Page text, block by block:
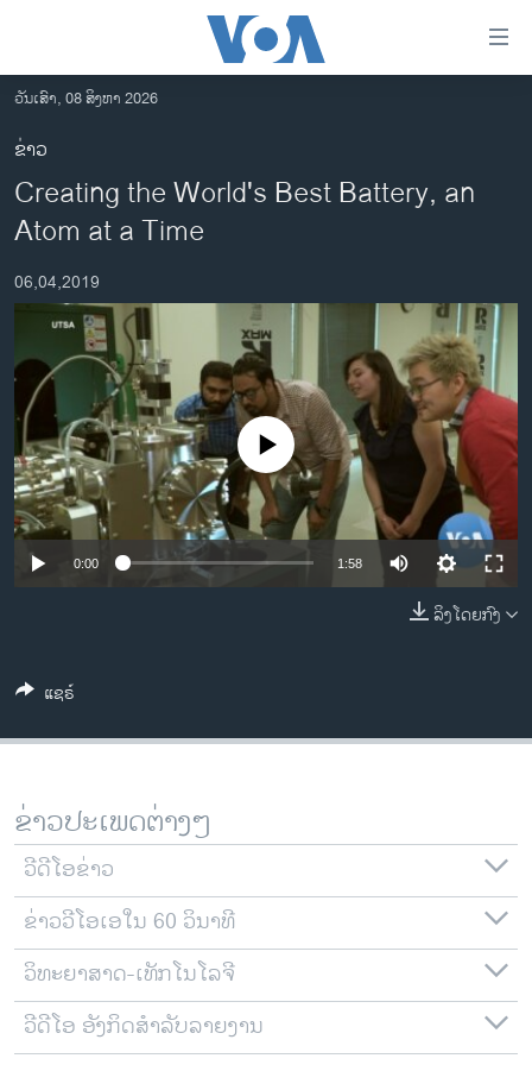
ເຂົ້າ
ຫາ
ຂ້າມ
ຂ້າມ
ຂ້າມ
ໄປ
ຫາ
ຊອກ
ອາເມຣິກາ
ຂ່າວ​ຈີນ
ເອເຊຍ
ອິດສະຫຼະພາບດ້ານການຂ່າວ
ຊີວິດຊາວລາວ
ຊຸມຊົນຊາວລາວ
ວິທະຍາສາດ-ເທັກໂນໂລຈີ
ທຸລະກິດ
ວີດີໂອ
ລາຍງານ
ພາສາຕ່າງໆ
ວັນເສົາ, 08 ສິງຫາ 2026
ຂ່າວ
Creating the World's Best Battery, an
Atom at a Time
06,04,2019
No media source currently available
0:00 1:58
ລິງໂດຍກົງ
ແຊຣ໌
ຂ່າວປະເພດຕ່າງໆ
ວີດີໂອຂ່າວ
ຂ່າວວີໂອເອໃນ 60 ວິນາທີ
ວິທະຍາສາດ-ເທັກໂນໂລຈີ
ວີດີໂອ ອັງກິດສຳລັບລາຍງານ